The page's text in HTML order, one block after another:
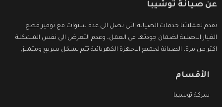
عن صيانة توشيبا
نقدم لعملائنا خدمات الصيانة التى تصل الى عدة سنوات مع توفير قطع
الغيار الاصلية لضمان جودتها فى العمل، وعدم التعرض الى نفس المشكلة
اكثر من مرة، الصيانة لجميع الاجهزة الكهربائية تتم بشكل سريع ومتميز.
الأقسام
شركة توشيبا